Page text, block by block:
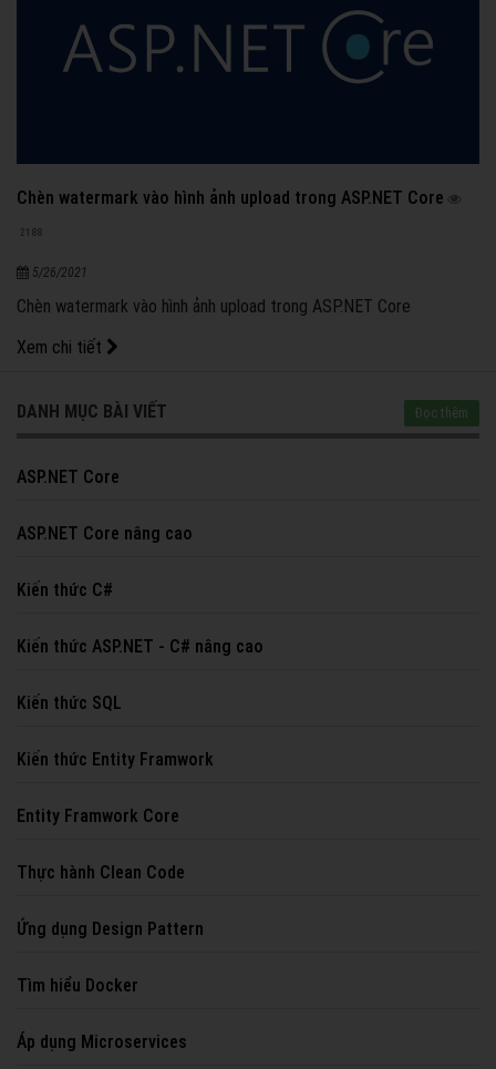
Chèn watermark vào hình ảnh upload trong ASP.NET Core
2188
5/26/2021
Chèn watermark vào hình ảnh upload trong ASP.NET Core
Xem chi tiết
DANH MỤC BÀI VIẾT Đọc thêm
ASP.NET Core
ASP.NET Core nâng cao
Kiến thức C#
Kiến thức ASP.NET - C# nâng cao
Kiến thức SQL
Kiến thức Entity Framwork
Entity Framwork Core
Thực hành Clean Code
Ứng dụng Design Pattern
Tìm hiểu Docker
Áp dụng Microservices